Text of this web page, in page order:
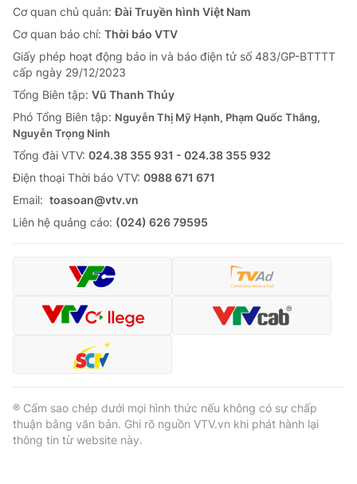
Cơ quan chủ quản:Đài Truyền hình Việt Nam
Cơ quan báo chí: Thời báo VTV
Giấy phép hoạt động báo in và báo điện tử số 483/GP-BTTTT
cấp ngày 29/12/2023
Tổng Biên tập: Vũ Thanh Thủy
Phó Tổng Biên tập: Nguyễn Thị Mỹ Hạnh, Phạm Quốc Thắng,
Nguyễn Trọng Ninh
Tổng đài VTV: 024.38 355 931 - 024.38 355 932
Ðiện thoại Thời báo VTV: 0988 671 671
Email: toasoan@vtv.vn
Liên hệ quảng cáo: (024) 626 79595
® Cấm sao chép dưới mọi hình thức nếu không có sự chấp
thuận bằng văn bản. Ghi rõ nguồn VTV.vn khi phát hành lại
thông tin từ website này.